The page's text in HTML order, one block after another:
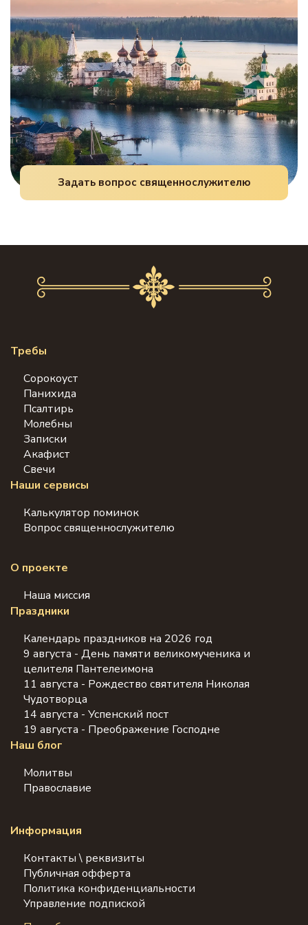
Задать вопрос священнослужителю
Требы
Сорокоуст
Панихида
Псалтирь
Молебны
Записки
Акафист
Свечи
Наши сервисы
Калькулятор поминок
Вопрос священнослужителю
О проекте
Наша миссия
Праздники
Календарь праздников на 2026 год
9 августа - День памяти великомученика и
целителя Пантелеимона
11 августа - Рождество святителя Николая
Чудотворца
14 августа - Успенский пост
19 августа - Преображение Господне
Наш блог
Молитвы
Православие
Информация
Контакты \ реквизиты
Публичная офферта
Политика конфиденциальности
Управление подпиской